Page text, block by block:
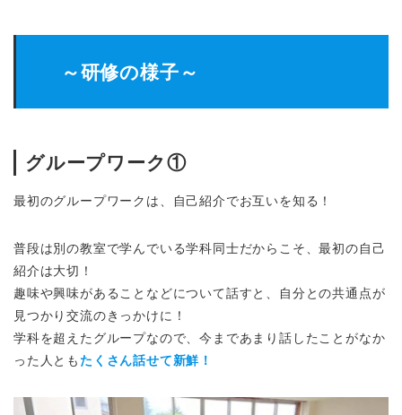
～研修の様子～
グループワーク①
最初のグループワークは、自己紹介でお互いを知る！
普段は別の教室で学んでいる学科同士だからこそ、最初の自己
紹介は大切！
趣味や興味があることなどについて話すと、自分との共通点が
見つかり交流のきっかけに！
学科を超えたグループなので、今まであまり話したことがなか
った人ともたくさん話せて新鮮！